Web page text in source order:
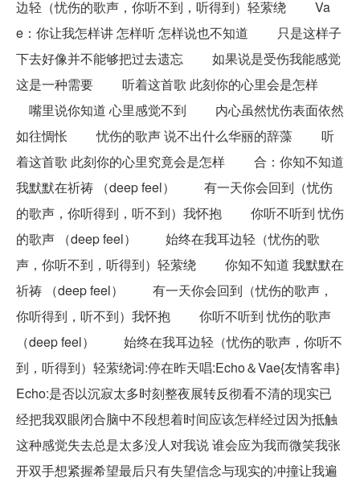
边轻（忧伤的歌声，你听不到，听得到）轻萦绕 Va
e：你让我怎样讲 怎样听 怎样说也不知道 只是这样子
下去好像并不能够把过去遗忘 如果说是受伤我能感觉
这是一种需要 听着这首歌 此刻你的心里会是怎样
嘴里说你知道 心里感觉不到 内心虽然忧伤表面依然
如往惆怅 忧伤的歌声 说不出什么华丽的辞藻 听
着这首歌 此刻你的心里究竟会是怎样 合：你知不知道
我默默在祈祷 （deep feel） 有一天你会回到（忧伤
的歌声，你听得到，听不到）我怀抱 你听不听到 忧伤
的歌声 （deep feel） 始终在我耳边轻（忧伤的歌
声，你听不到，听得到）轻萦绕 你知不知道 我默默在
祈祷 （deep feel） 有一天你会回到（忧伤的歌声，
你听得到，听不到）我怀抱 你听不听到 忧伤的歌声
（deep feel） 始终在我耳边轻（忧伤的歌声，你听不
到，听得到）轻萦绕词:停在昨天唱:Echo＆Vae{友情客串}
Echo:是否以沉寂太多时刻整夜展转反彻看不清的现实已
经把我双眼闭合脑中不段想着时间应该怎样经过因为抵触
这种感觉失去总是太多没人对我说 谁会应为我而微笑我张
开双手想紧握希望最后只有失望信念与现实的冲撞让我遍